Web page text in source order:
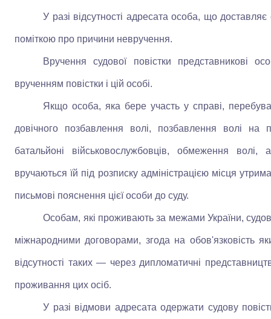
У разі відсутності адресата особа, що доставляє
поміткою про причини невручення.
Вручення судової повістки представникові
врученням повістки і цій особі.
Якщо особа, яка бере участь у справі,
довічного позбавлення волі, позбавлення волі на
батальйоні військовослужбовців, обмеження волі,
вручаються їй під розписку адміністрацією місця
письмові пояснення цієї особи до суду.
Особам, які проживають за межами України,
міжнародними договорами, згода на обов'язковість
відсутності таких — через дипломатичні
проживання цих осіб.
У разі відмови адресата одержати судову